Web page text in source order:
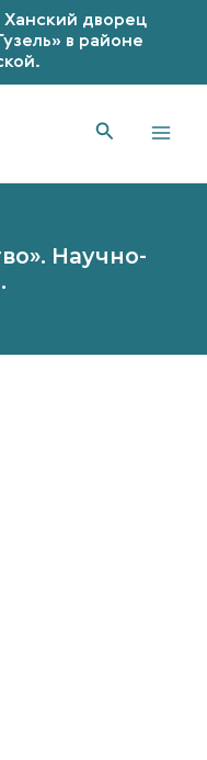
дворец
в районе
Научно-